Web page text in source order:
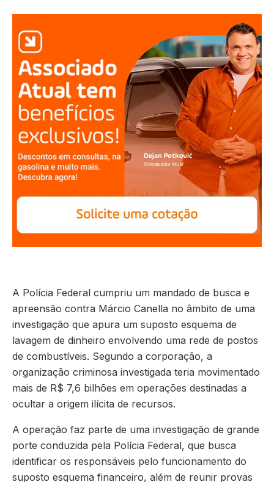
A Polícia Federal cumpriu um mandado de busca e
apreensão contra Márcio Canella no âmbito de uma
investigação que apura um suposto esquema de
lavagem de dinheiro envolvendo uma rede de postos
de combustíveis. Segundo a corporação, a
organização criminosa investigada teria movimentado
mais de R$ 7,6 bilhões em operações destinadas a
ocultar a origem ilícita de recursos.
A operação faz parte de uma investigação de grande
porte conduzida pela Polícia Federal, que busca
identificar os responsáveis pelo funcionamento do
suposto esquema financeiro, além de reunir provas